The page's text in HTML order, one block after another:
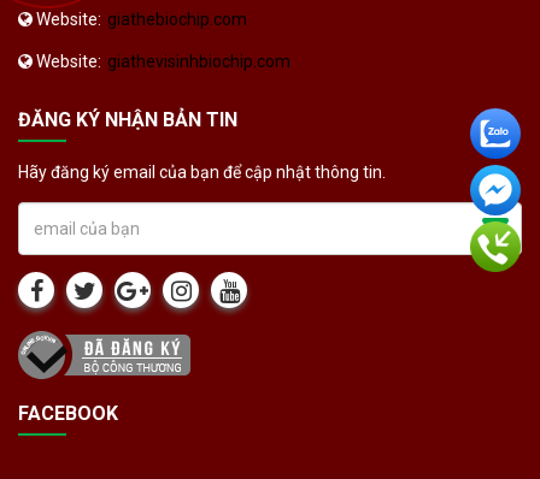
Website: giathebiochip.com
Website: giathevisinhbiochip.com
ĐĂNG KÝ NHẬN BẢN TIN
Hãy đăng ký email của bạn để cập nhật thông tin.
FACEBOOK